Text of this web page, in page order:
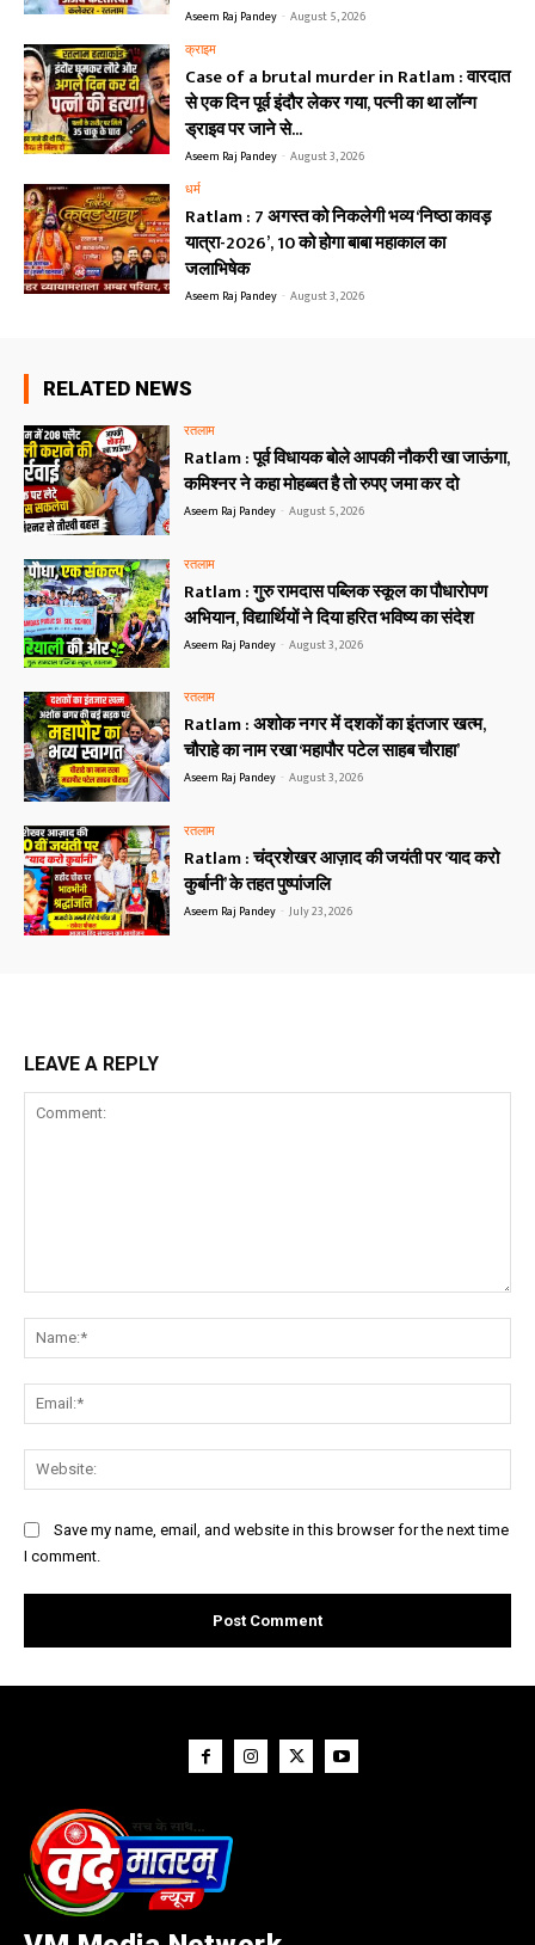
Aseem Raj Pandey - August 5, 2026
क्राइम
Case of a brutal murder in Ratlam : वारदात
से एक दिन पूर्व इंदौर लेकर गया, पत्नी का था लॉन्ग
ड्राइव पर जाने से...
Aseem Raj Pandey - August 3, 2026
धर्म
Ratlam : 7 अगस्त को निकलेगी भव्य ‘निष्ठा कावड़
यात्रा-2026’, 10 को होगा बाबा महाकाल का
जलाभिषेक
Aseem Raj Pandey - August 3, 2026
RELATED NEWS
रतलाम
Ratlam : पूर्व विधायक बोले आपकी नौकरी खा जाऊंगा,
कमिश्नर ने कहा मोहब्बत है तो रुपए जमा कर दो
Aseem Raj Pandey - August 5, 2026
रतलाम
Ratlam : गुरु रामदास पब्लिक स्कूल का पौधारोपण
अभियान, विद्यार्थियों ने दिया हरित भविष्य का संदेश
Aseem Raj Pandey - August 3, 2026
रतलाम
Ratlam : अशोक नगर में दशकों का इंतजार खत्म,
चौराहे का नाम रखा ‘महापौर पटेल साहब चौराहा’
Aseem Raj Pandey - August 3, 2026
रतलाम
Ratlam : चंद्रशेखर आज़ाद की जयंती पर ‘याद करो
कुर्बानी’ के तहत पुष्पांजलि
Aseem Raj Pandey - July 23, 2026
LEAVE A REPLY
Save my name, email, and website in this browser for the next time
I comment.